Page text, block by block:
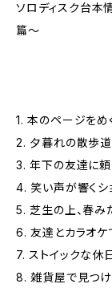
ソロディスク台本
篇〜
1. 本のページをめ
2. 夕暮れの散歩道
3. 年下の友達に
4. 笑い声が響くシ
5. 芝生の上、春み
6. 友達とカラオ
7. ストイックな休
8. 雑貨屋で見つけ